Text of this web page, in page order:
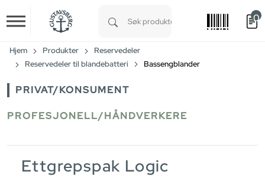
Skip to main content
0
Hjem Produkter
Reservedeler
Reservedeler til blandebatteri
Bassengblander
PRIVAT/KONSUMENT
PROFESJONELL/HÅNDVERKERE
Ettgrepspak Logic